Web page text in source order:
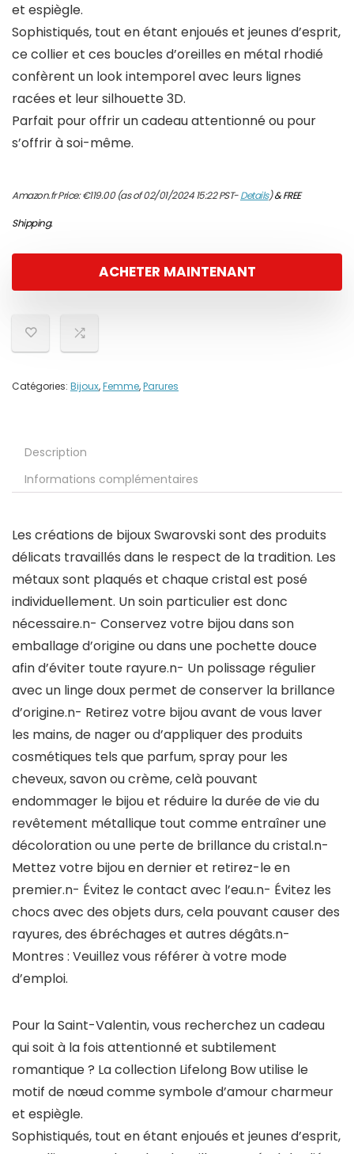
et espiègle.
Sophistiqués, tout en étant enjoués et jeunes d’esprit,
ce collier et ces boucles d’oreilles en métal rhodié
confèrent un look intemporel avec leurs lignes
racées et leur silhouette 3D.
Parfait pour offrir un cadeau attentionné ou pour
s’offrir à soi-même.
Amazon.fr Price:€119.00(as of 02/01/2024 15:22 PST-Details)&FREE
Shipping.
ACHETER MAINTENANT
Catégories: Bijoux,Femme,Parures
Description
Informations complémentaires
Les créations de bijoux Swarovski sont des produits
délicats travaillés dans le respect de la tradition. Les
métaux sont plaqués et chaque cristal est posé
individuellement. Un soin particulier est donc
nécessaire.n- Conservez votre bijou dans son
emballage d’origine ou dans une pochette douce
afin d’éviter toute rayure.n- Un polissage régulier
avec un linge doux permet de conserver la brillance
d’origine.n- Retirez votre bijou avant de vous laver
les mains, de nager ou d’appliquer des produits
cosmétiques tels que parfum, spray pour les
cheveux, savon ou crème, celà pouvant
endommager le bijou et réduire la durée de vie du
revêtement métallique tout comme entraîner une
décoloration ou une perte de brillance du cristal.n-
Mettez votre bijou en dernier et retirez-le en
premier.n- Évitez le contact avec l’eau.n- Évitez les
chocs avec des objets durs, cela pouvant causer des
rayures, des ébréchages et autres dégâts.n-
Montres : Veuillez vous référer à votre mode
d’emploi.
Pour la Saint-Valentin, vous recherchez un cadeau
qui soit à la fois attentionné et subtilement
romantique ? La collection Lifelong Bow utilise le
motif de nœud comme symbole d’amour charmeur
et espiègle.
Sophistiqués, tout en étant enjoués et jeunes d’esprit,